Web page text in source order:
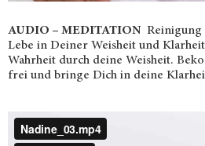
AUDIO – MEDITATION
Lebe in Deiner Weisheit und
Wahrheit durch deine Weisheit.
frei und bringe Dich in deine